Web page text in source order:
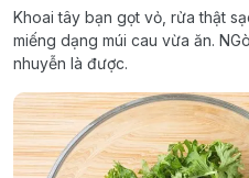
Khoai tây bạn gọt vỏ, rửa thật
miếng dạng múi cau vừa ăn.
nhuyễn là được.